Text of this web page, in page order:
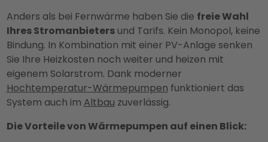
Anders als bei Fernwärme haben Sie die freie Wahl
Ihres Stromanbietersund Tarifs. Kein Monopol, keine
Bindung. In Kombination mit einer PV-Anlage senken
Sie Ihre Heizkosten noch weiter und heizen mit
eigenem Solarstrom. Dank moderner
Hochtemperatur-Wärmepumpen funktioniert das
System auch im Altbau zuverlässig.
Die Vorteile von Wärmepumpen auf einen Blick: